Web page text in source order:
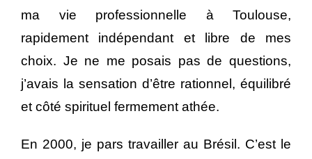
ma vie professionnelle à Toulouse,
rapidement indépendant et libre de mes
choix. Je ne me posais pas de questions,
j’avais la sensation d’être rationnel, équilibré
et côté spirituel fermement athée.
En 2000, je pars travailler au Brésil. C’est le